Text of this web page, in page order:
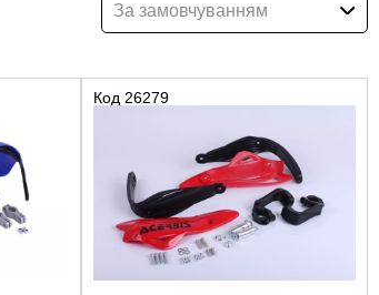
За замовчуванням
Код 26279